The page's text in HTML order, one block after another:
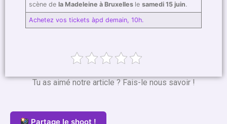
scène dela Madeleine à Bruxelles lesamedi 15 juin.
Achetez vos tickets àpd demain, 10h.
Tu as aimé notre article ? Fais-le nous savoir !
Partage le shoot !